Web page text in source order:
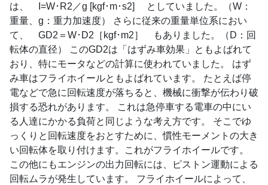
は、 I=W･R2／g [kgf･m･s2] としていました。（W：
重量、g：重力加速度） さらに従来の重量単位系におい
て、 GD2＝W･D2［kgf･m2］ もありました。（D：回
転体の直径） このGD2は「はずみ車効果」ともよばれて
おり、特にモータなどの計算に使われていました。 はず
み車はフライホイールともよばれています。 たとえば停
電などで急に回転速度が落ちると、機械に衝撃が伝わり破
損する恐れがあります。 これは急停車する電車の中にい
る人達にかかる負荷と同じような考え方です。 そこでゆ
っくりと回転速度をおとすために、慣性モーメントの大き
い回転体を取り付けます。これがフライホイールです。
この他にもエンジンの出力回転には、ピストン運動による
回転ムラが発生しています。 フライホイールによって、